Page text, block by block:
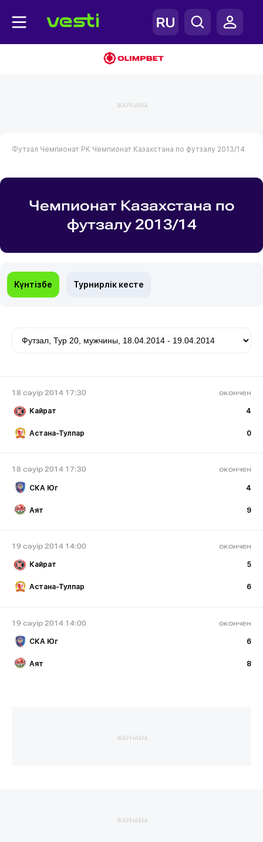
ЖАРНАМА
Футзал Чемпионат РК Чемпионат Казахстана по футзалу 2013/14
Чемпионат Казахстана по
футзалу 2013/14
Күнтізбе Турнирлік кесте
18 сәуір 2014 17:30 окончен
Кайрат 4
Астана-Тулпар 0
18 сәуір 2014 17:30 окончен
СКА Юг 4
Аят 9
19 сәуір 2014 14:00 окончен
Кайрат 5
Астана-Тулпар 6
19 сәуір 2014 14:00 окончен
СКА Юг 6
Аят 8
ЖАРНАМА
ЖАРНАМА